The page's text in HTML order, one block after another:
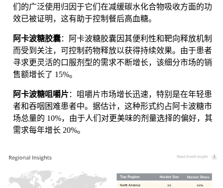
们的广泛使用归因于它们在减缓碳水化合物吸收方面的功
效已被证明，这有助于控制餐后高血糖。
阿卡波糖胶囊：阿卡波糖胶囊因其便利性和靶向释放机制
而受到关注，可控制药物释放以获得持续效果。由于患者
寻求更灵活的口服剂型的需求不断增长，该细分市场的销
售额增长了 15%。
阿卡波糖咀嚼片：咀嚼片市场增长迅速，特别是在年轻患
者和吞咽困难患者中。据估计，这种形式约占阿卡波糖市
场总量的 10%，由于人们对更美味的剂量选择的偏好，其
需求每年增长 20%。
XX%
XX